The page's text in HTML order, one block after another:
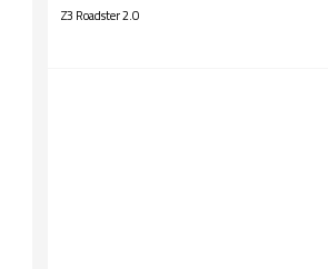
Z3 Roadster 2.0